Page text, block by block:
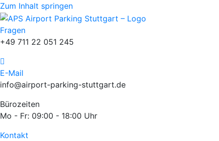
Zum Inhalt springen
Fragen
+49 711 22 051 245
E-Mail
info@airport-parking-stuttgart.de
Bürozeiten
Mo - Fr: 09:00 - 18:00 Uhr
Kontakt